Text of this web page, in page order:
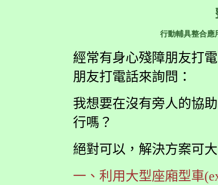
行動輔具整合應
經常有身心殘障朋友打
朋友打電話來詢問：
我想要在沒有旁人的協
行嗎？
絕對可以，解決方案可
一、利用大型座廂型車